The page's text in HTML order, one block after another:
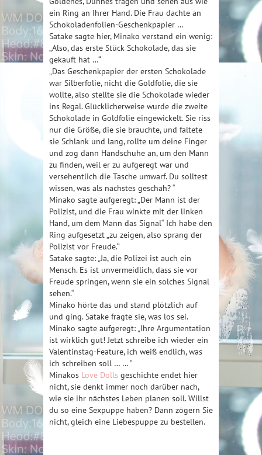
ein Ring an Ihrer Hand. Die Frau dachte an
Schokoladenfolien-Geschenkpapier …
Satake sagte hier, Minako verstand ein wenig:
„Also, das erste Stück Schokolade, das sie
gekauft hat …“
„Das Geschenkpapier der ersten Schokolade
war Silberfolie, nicht die Goldfolie, die sie
wollte, also stellte sie die Schokolade wieder
ins Regal. Glücklicherweise wurde die zweite
Schokolade in Goldfolie eingewickelt. Sie riss
nur die Größe, die sie brauchte, und faltete
sie Schlank und lang, rollte um deine Finger
und zog dann Handschuhe an, um den Mann
zu finden, weil er zu aufgeregt war und
versehentlich die Tasche umwarf. Du solltest
wissen, was als nächstes geschah? “
Minako sagte aufgeregt: „Der Mann ist der
Polizist, und die Frau winkte mit der linken
Hand, um dem Mann das Signal“ Ich habe den
Ring aufgesetzt „zu zeigen, also sprang der
Polizist vor Freude.“
Satake sagte: „Ja, die Polizei ist auch ein
Mensch. Es ist unvermeidlich, dass sie vor
Freude springen, wenn sie ein solches Signal
sehen.“
Minako hörte das und stand plötzlich auf
und ging. Satake fragte sie, was los sei.
Minako sagte aufgeregt: „Ihre Argumentation
ist wirklich gut! Jetzt schreibe ich wieder ein
Valentinstag-Feature, ich weiß endlich, was
ich schreiben soll … … “
Minakos Love Dolls geschichte endet hier
nicht, sie denkt immer noch darüber nach,
wie sie ihr nächstes Leben planen soll. Willst
du so eine Sexpuppe haben? Dann zögern Sie
nicht, gleich eine Liebespuppe zu bestellen.